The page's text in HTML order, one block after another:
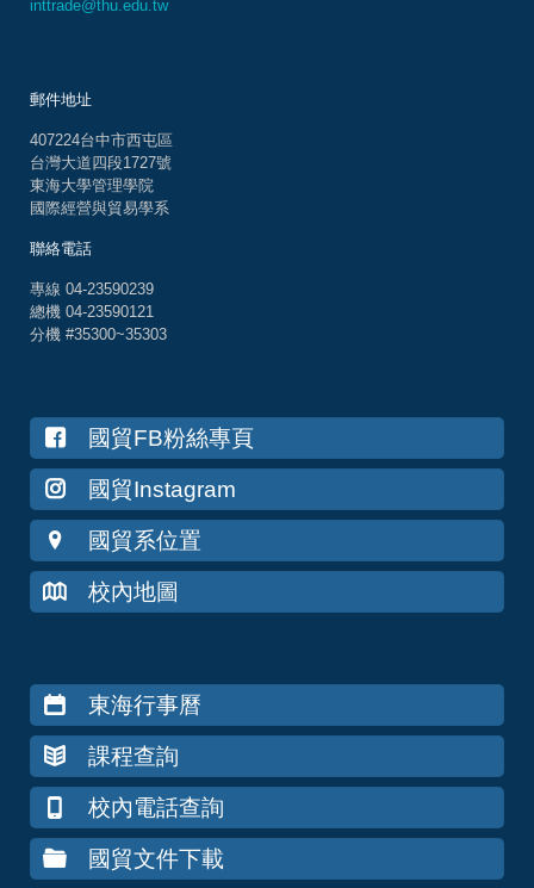
inttrade@thu.edu.tw
郵件地址
407224台中市西屯區
台灣大道四段1727號
東海大學管理學院
國際經營與貿易學系
聯絡電話
專線 04-23590239
總機 04-23590121
分機 #35300~35303
國貿FB粉絲專頁
國貿Instagram
國貿系位置
校內地圖
東海行事曆
課程查詢
校內電話查詢
國貿文件下載